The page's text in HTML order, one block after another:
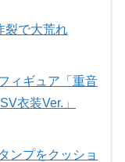
裂で大荒れ
ィギュア「重音
衣装Ver.」
ンプをクッショ